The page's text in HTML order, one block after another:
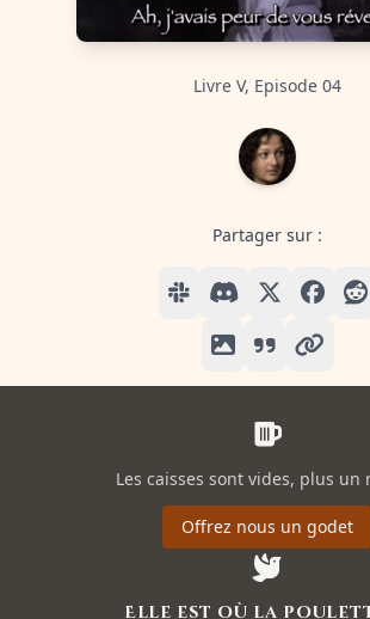
Livre V, Episode 04
Partager sur :
Les caisses sont vides, plus un
Offrez nous un godet
Elle est où la